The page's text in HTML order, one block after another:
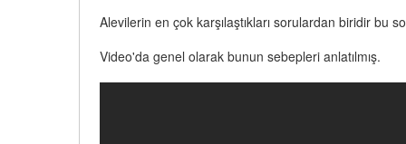
Alevilerin en çok karşılaştıkları sorulardan biridir bu
Video'da genel olarak bunun sebepleri anlatılmış.